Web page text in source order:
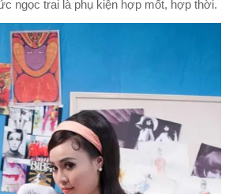
ngọc trai là phụ kiện hợp mốt, hợp thời.